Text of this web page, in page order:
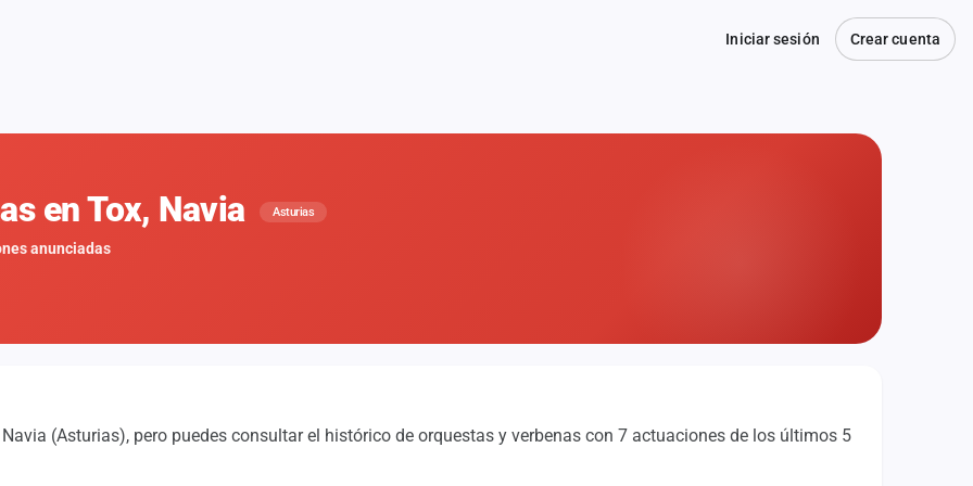
Iniciar sesión Crear cuenta
en Tox, Navia Asturias
anunciadas
(Asturias), pero puedes consultar el histórico de orquestas y verbenas con 7 actuaciones de los últimos 5